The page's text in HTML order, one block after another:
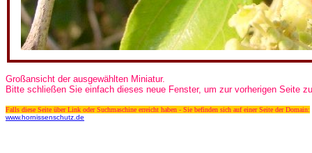
Großansicht der ausgewählten Miniatur.
Bitte schließen Sie einfach dieses neue Fenster, um zur vorherigen Seite
Falls diese Seite über Link oder Suchmaschine erreicht haben - Sie befinden sich auf einer Seite der Domain:
www.hornissenschutz.de